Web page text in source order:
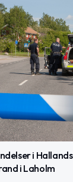
i
i Laholm